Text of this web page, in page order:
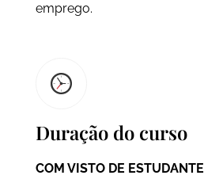
emprego.
Duração do curso
COM VISTO DE ESTUDANTE